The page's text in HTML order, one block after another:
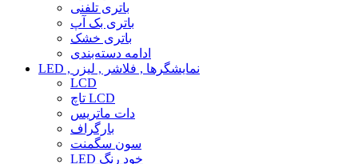
باتری تلفنی
باتری بک آپ
باتری خشک
ادامه دسته‌بندی
LED , نمایشگرها , فلاشر , لیزر
LCD
تاچ LCD
دات ماتریس
بارگراف
سون سگمنت
LED خود رنگ